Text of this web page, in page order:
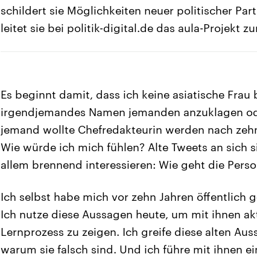
schildert sie Möglichkeiten neuer politischer
leitet sie bei politik-digital.de das aula-Projekt
Es beginnt damit, dass ich keine asiatische
irgendjemandes Namen jemanden anzuklagen
jemand wollte Chefredakteurin werden nach
Wie würde ich mich fühlen? Alte Tweets an
allem brennend interessieren: Wie geht die
Ich selbst habe mich vor zehn Jahren öffentlich
Ich nutze diese Aussagen heute, um mit ihnen
Lernprozess zu zeigen. Ich greife diese alten
warum sie falsch sind. Und ich führe mit ihnen